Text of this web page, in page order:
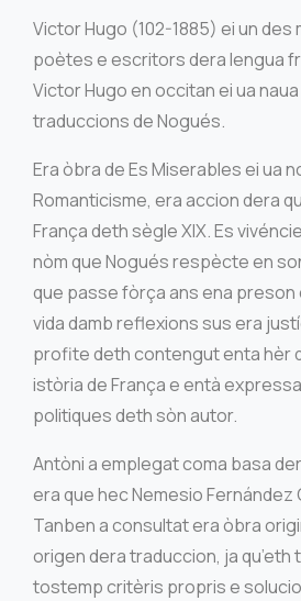
Victor Hugo (102-1885) ei un
poètes e escritors dera lengua
Victor Hugo en occitan ei ua
traduccions de Nogués.
Era òbra de Es Miserables ei ua
Romanticisme, era accion dera
França deth sègle XIX. Es
nòm que Nogués respècte en
que passe fòrça ans ena preson
vida damb reflexions sus era
profite deth contengut enta hèr
istòria de França e entà
politiques deth sòn autor.
Antòni a emplegat coma basa
era que hec Nemesio
Tanben a consultat era òbra
origen dera traduccion, ja
tostemp critèris propris e